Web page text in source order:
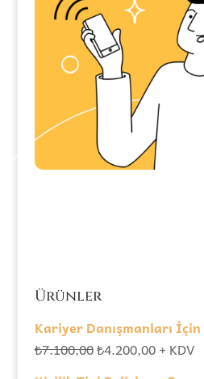
Ürünler
Kariyer Danışmanları İçin
₺7.100,00Orijinal
₺4.200,00Şu+ KDV